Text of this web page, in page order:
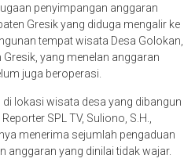
penyimpangan anggaran
Gresik yang diduga mengalir ke
tempat wisata Desa Golokan,
yang menelan anggaran
juga beroperasi.
lokasi wisata desa yang dibangun
SPL TV, Suliono, S.H.,
menerima sejumlah pengaduan
anggaran yang dinilai tidak wajar.